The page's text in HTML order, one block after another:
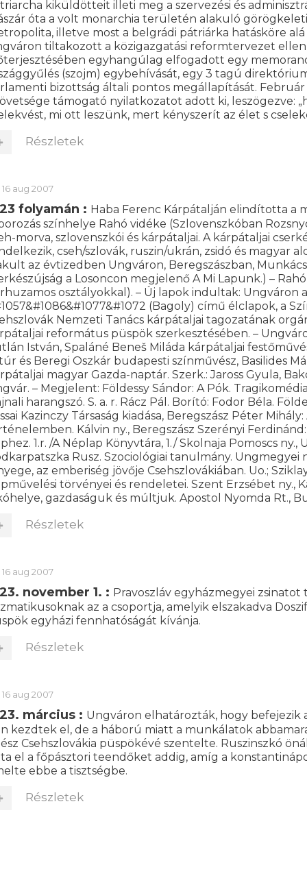
kiküldötteit illeti meg a szervezési és
óta a volt monarchia területén alakuló
illetve most a belgrádi pátriárka hatásköre
tiltakozott a közigazgatási reformtervezet
egyhangúlag elfogadott egy
(szojm) egybehívását, egy 3 tagú
bizottság általi pontos megállapítását.
támogató nyilatkozatot adott ki, leszögezve:
mi ott leszünk, mert kényszerít az élet s
Részletek
16 aug 2007
folyamán : Haba Ferenc Kárpátalján elindította a
színhelye Rahó vidéke (Szlovenszkóban
morva, szlovenszkói és kárpátaljai. A kárpátaljai
cseh/szlovák, ruszin/ukrán, zsidó és magyar
az évtizedben Ungváron, Beregszászban,
a Losoncon megjelenő A Mi Lapunk.) –
osztályokkal). – Új lapok indultak: Ungváron
(Bagoly) című élclapok, a
Nemzeti Tanács kárpátaljai tagozatának
református püspök szerkesztésében. –
István, Spaláné Beneš Miláda kárpátaljai
és Beregi Oszkár budapesti színművész, Basilides
magyar Gazda-naptár. Szerk.: Jaross Gyula,
– Megjelent: Földessy Sándor: A Pók.
harangszó. S. a. r. Rácz Pál. Borító: Fodor Béla.
Kazinczy Társaság kiadása, Beregszász Péter
Kálvin ny., Beregszász Szerényi
1.r. /A Néplap Könyvtára, 1./ Skolnaja Pomoscs ny.,
Rusz. Szociológiai tanulmány. Ungmegyei
az emberiség jövője Csehszlovákiában. Uo.;
törvényei és rendeletei. Szent Erzsébet ny.,
gazdaságuk és múltjuk. Apostol Nyomda Rt.,
Részletek
16 aug 2007
november 1. : Pravoszláv egyházmegyei
az a csoportja, amelyik elszakadva
egyházi fennhatóságát kívánja.
Részletek
16 aug 2007
március : Ungváron elhatározták, hogy befejezik
kezdtek el, de a háború miatt a munkálatok
Csehszlovákia püspökévé szentelte. Ruszinszkó
el a főpásztori teendőket addig, amíg a
ebbe a tisztségbe.
Részletek